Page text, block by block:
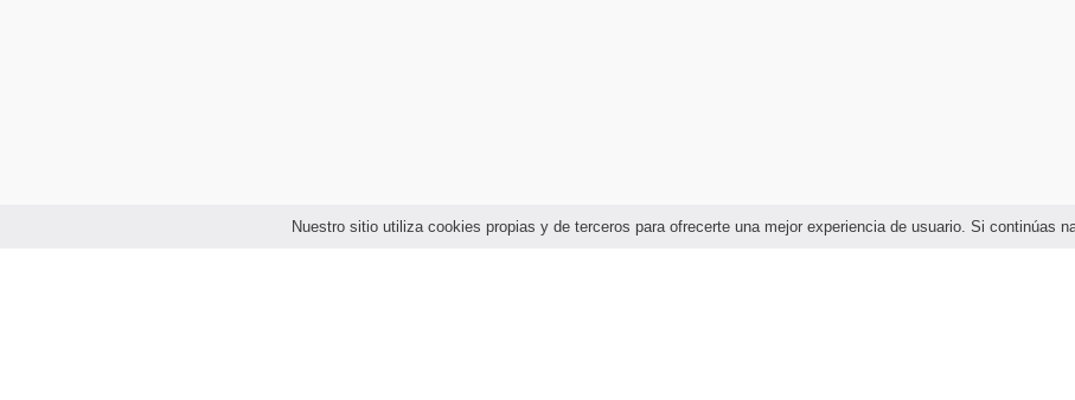
Nuestro sitio utiliza cookies propias y de terceros para ofrecerte una mejor experiencia de usuario. Si continúas